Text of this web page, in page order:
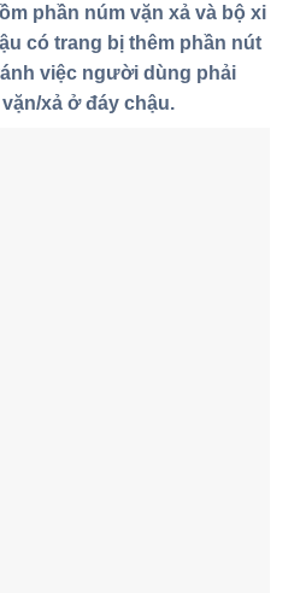
phần núm vặn xả và bộ xi
có trang bị thêm phần nút
việc người dùng phải
xả ở đáy chậu.